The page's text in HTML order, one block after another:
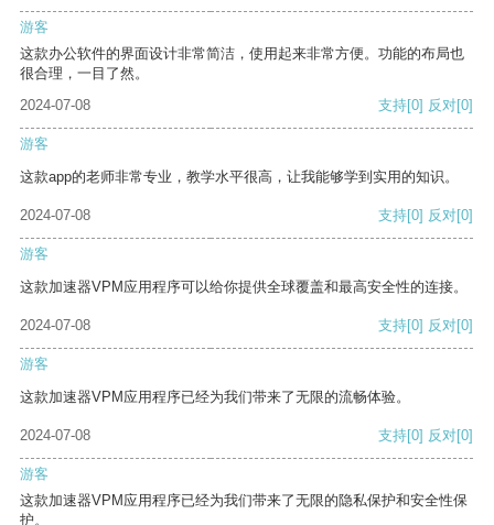
游客
这款办公软件的界面设计非常简洁，使用起来非常方便。功能的布局也
很合理，一目了然。
2024-07-08
支持[0] 反对[0]
游客
这款app的老师非常专业，教学水平很高，让我能够学到实用的知识。
2024-07-08 支持[0] 反对[0]
游客
这款加速器VPM应用程序可以给你提供全球覆盖和最高安全性的连接。
2024-07-08 支持[0] 反对[0]
游客
这款加速器VPM应用程序已经为我们带来了无限的流畅体验。
2024-07-08 支持[0] 反对[0]
游客
这款加速器VPM应用程序已经为我们带来了无限的隐私保护和安全性保
护。